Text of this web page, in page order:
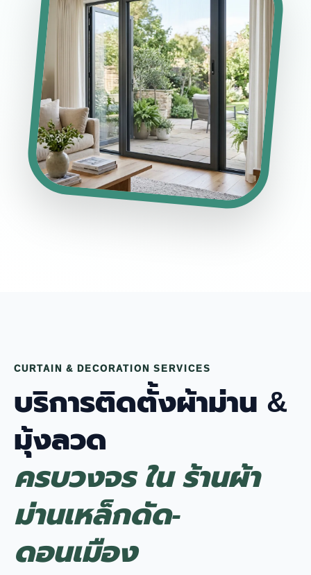
CURTAIN & DECORATION SERVICES
บริการติดตั้งผ้าม่าน &
มุ้งลวด
ครบวงจร ใน ร้านผ้า
ม่านเหล็กดัด-
ดอนเมือง